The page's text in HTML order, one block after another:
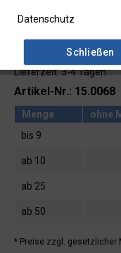
Lieferzeit: 3-4 Tagen
Artikel-Nr.: 15.0068
Menge ohne
bis 9
ab 10
ab 25
ab 50
* Preise zzgl. gesetzlicher
Datenschutz
Schließen